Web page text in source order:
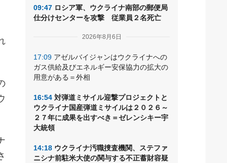
09:47 ロシア軍、ウクライナ南部の郵便局
仕分けセンターを攻撃 従業員２名死亡
2026年8月6日
17:09 アゼルバイジャンはウクライナへの
ガス供給及びエネルギー安保協力の拡大の
用意がある＝外相
16:54 対弾道ミサイル迎撃プロジェクトと
ウクライナ国産弾道ミサイルは２０２６～
２７年に成果を出すべき＝ゼレンシキー宇
大統領
14:18 ウクライナ汚職捜査機関、ステファ
ニシナ前駐米大使の関与する不正蓄財容疑